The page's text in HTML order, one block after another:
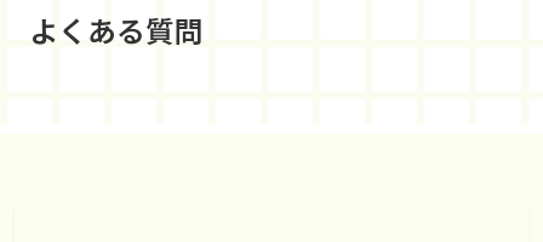
よくある質問